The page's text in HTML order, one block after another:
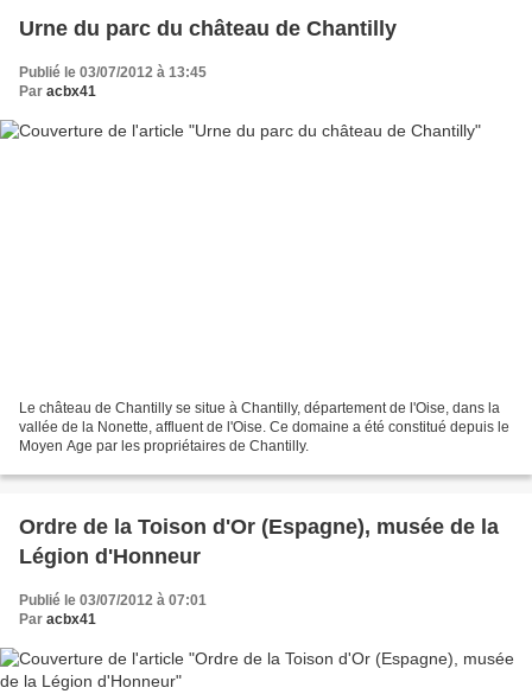
Urne du parc du château de Chantilly
Publié le 03/07/2012 à 13:45
Par acbx41
Le château de Chantilly se situe à Chantilly, département de l'Oise, dans la
vallée de la Nonette, affluent de l'Oise. Ce domaine a été constitué depuis le
Moyen Age par les propriétaires de Chantilly.
Ordre de la Toison d'Or (Espagne), musée de la
Légion d'Honneur
Publié le 03/07/2012 à 07:01
Par acbx41